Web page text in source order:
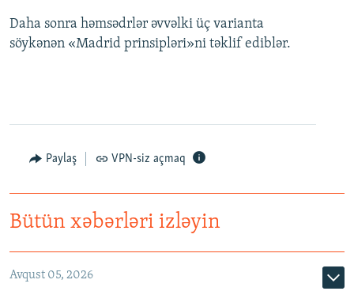
Daha sonra həmsədrlər əvvəlki üç varianta
söykənən «Madrid prinsipləri»ni təklif ediblər.
Paylaş VPN-siz açmaq
Bütün xəbərləri izləyin
Avqust 05, 2026